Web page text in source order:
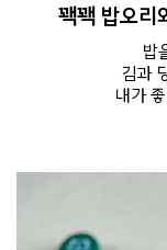
꽥꽥 밥오리
밥
김과
내가